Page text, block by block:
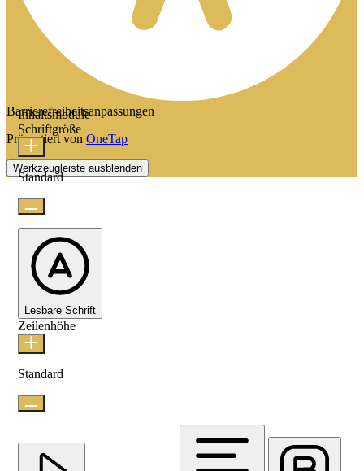
Barrierefreiheitsanpassungen
Präsentiert von OneTap
Werkzeugleiste ausblenden
Inhaltsmodule
Schriftgröße
Standard
Lesbare Schrift
Zeilenhöhe
Standard